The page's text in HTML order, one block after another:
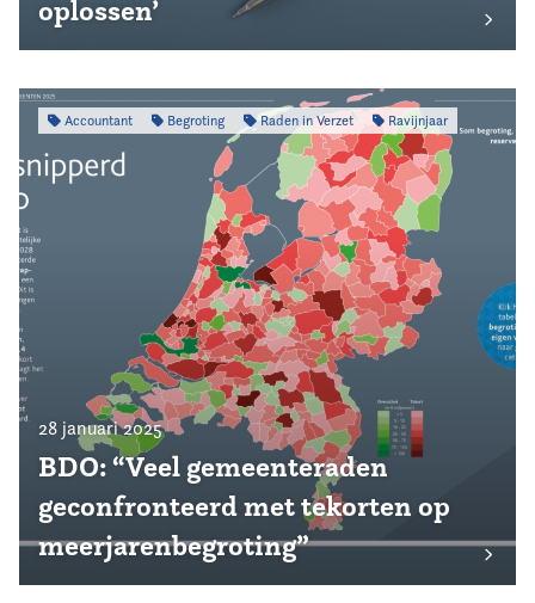
oplossen’
Accountant Begroting Raden in Verzet Ravijnjaar
28 januari 2025
BDO: “Veel gemeenteraden
geconfronteerd met tekorten op
meerjarenbegroting”